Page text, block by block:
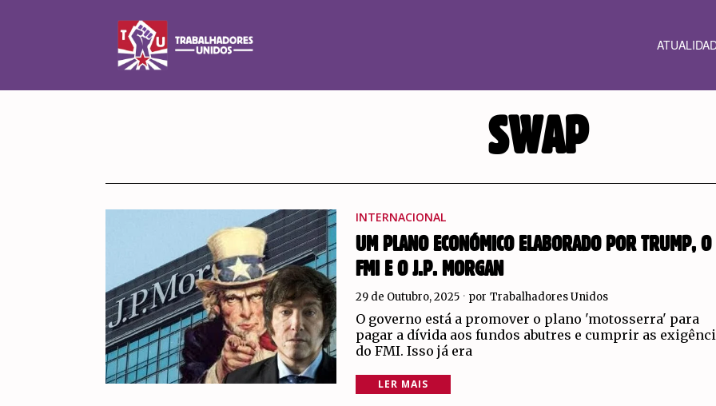
SWAP
INTERNACIONAL
UM PLANO ECONÓMICO ELABORADO POR TRUMP, O
FMI E O J.P. MORGAN
29 de Outubro, 2025 por Trabalhadores Unidos
O governo está a promover o plano 'motosserra' para
pagar a dívida aos fundos abutres e cumprir as
do FMI. Isso já era
LER MAIS